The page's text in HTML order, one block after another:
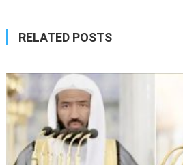
RELATED POSTS